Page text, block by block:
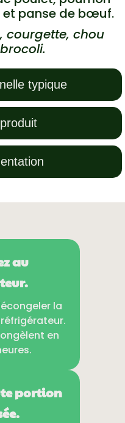
typique
panse de bœuf.
courgette, chou
au
la
en
portion